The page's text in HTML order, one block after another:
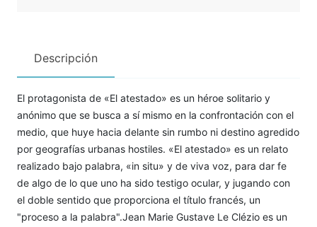
Descripción
El protagonista de «El atestado» es un héroe solitario y
anónimo que se busca a sí mismo en la confrontación con el
medio, que huye hacia delante sin rumbo ni destino agredido
por geografías urbanas hostiles. «El atestado» es un relato
realizado bajo palabra, «in situ» y de viva voz, para dar fe
de algo de lo que uno ha sido testigo ocular, y jugando con
el doble sentido que proporciona el título francés, un
"proceso a la palabra".Jean Marie Gustave Le Clézio es un